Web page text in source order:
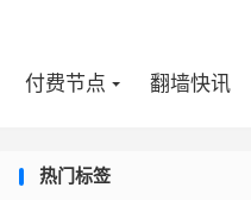
付费节点 翻墙快讯
热门标签